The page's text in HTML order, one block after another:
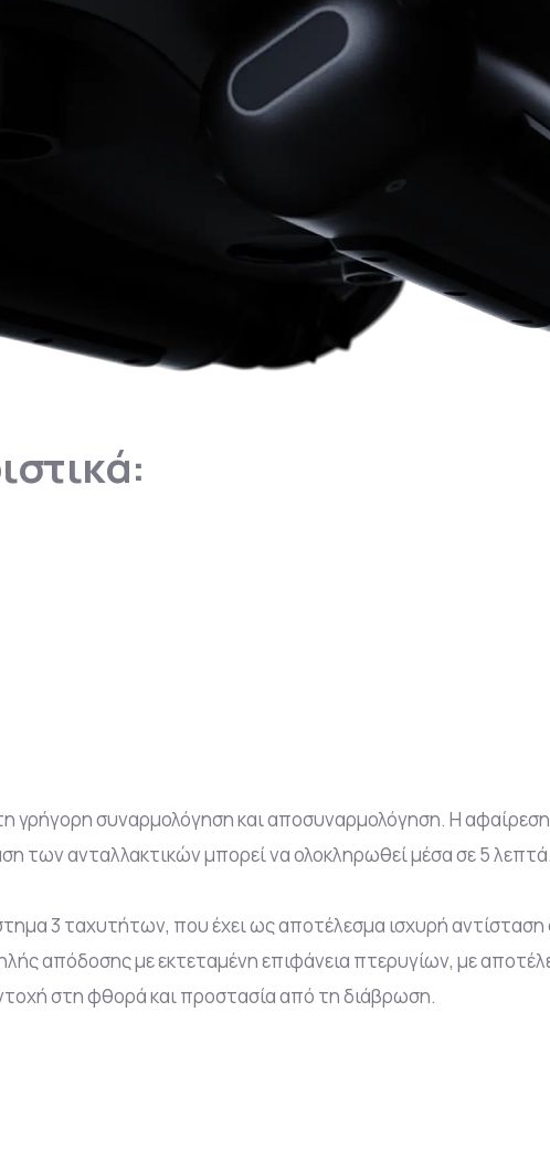
γρήγορη συναρμολόγηση και αποσυναρμολόγηση. Η
των ανταλλακτικών μπορεί να ολοκληρωθεί μέσα σε 5 λεπτά.
3 ταχυτήτων, που έχει ως αποτέλεσμα ισχυρή
απόδοσης με εκτεταμένη επιφάνεια πτερυγίων, με
στη φθορά και προστασία από τη διάβρωση.